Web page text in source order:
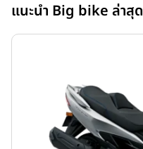
แนะนำ Big bike ล่าสุด